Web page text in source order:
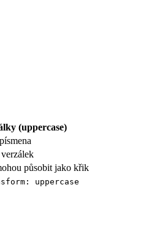
(uppercase)
působit jako křik
uppercase